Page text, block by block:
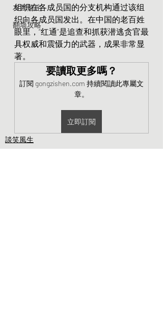
友邦驚詫
翻墙攻略
组织在各成员国的分支机构通过该组
织向各成员国发出。在中国的老百姓
眼里，“红通”是追查和抓获潜逃贪官最
具权威和震慑力的武器，成果非常显
著。
要讀取更多嗎？
訂閱 gongzishen.com 持續閱讀此專屬文
章。
立即訂閱
談笑風生